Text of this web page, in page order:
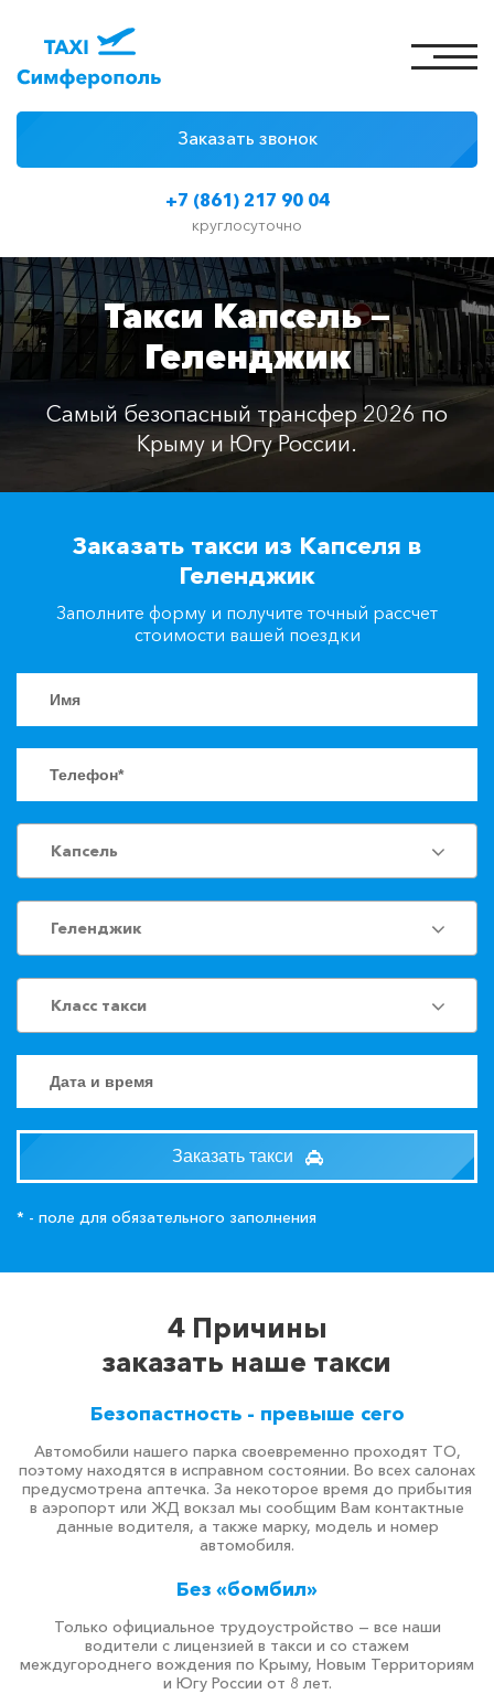
+7 (861) 217 90 04
круглосуточно
Заказать звонок
Цены на такси
Классы автомобилей
Отзывы
Контакты
Заказать такси
Такси Капсель —
Геленджик
Самый безопасный трансфер 2026 по
Крыму и Югу России.
Заказать такси из Капселя в
Геленджик
Заполните форму и получите точный рассчет
стоимости вашей поездки
Капсель
Геленджик
Класс такси
Заказать такси
* - поле для обязательного заполнения
4 Причины
заказать наше такси
Безопастность - превыше сего
Автомобили нашего парка своевременно проходят ТО,
поэтому находятся в исправном состоянии. Во всех салонах
предусмотрена аптечка. За некоторое время до прибытия
в аэропорт или ЖД вокзал мы сообщим Вам контактные
данные водителя, а также марку, модель и номер
автомобиля.
Без «бомбил»
Только официальное трудоустройство — все наши
водители с лицензией в такси и со стажем
междугороднего вождения по Крыму, Новым Территориям
и Югу России от 8 лет.